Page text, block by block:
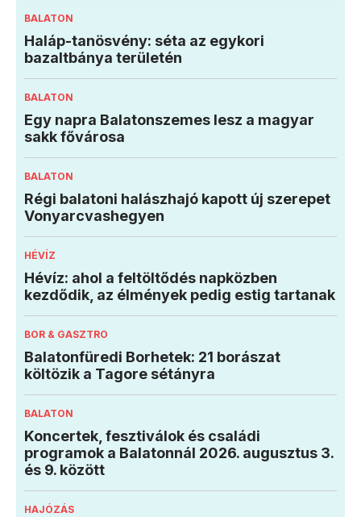
BALATON
Haláp-tanösvény: séta az egykori
bazaltbánya területén
BALATON
Egy napra Balatonszemes lesz a magyar
sakk fővárosa
BALATON
Régi balatoni halászhajó kapott új szerepet
Vonyarcvashegyen
HÉVÍZ
Hévíz: ahol a feltöltődés napközben
kezdődik, az élmények pedig estig tartanak
BOR & GASZTRO
Balatonfüredi Borhetek: 21 borászat
költözik a Tagore sétányra
BALATON
Koncertek, fesztiválok és családi
programok a Balatonnál 2026. augusztus 3.
és 9. között
HAJÓZÁS